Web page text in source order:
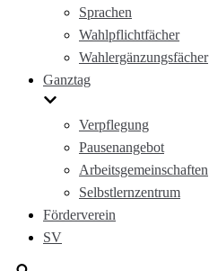
Sprachen
Wahlpflichtfächer
Wahlergänzungsfächer
Ganztag
Verpflegung
Pausenangebot
Arbeitsgemeinschaften
Selbstlernzentrum
Förderverein
SV